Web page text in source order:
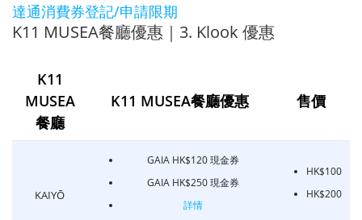
達通消費券登記/申請限期
K11 MUSEA餐廳優惠｜3. Klook 優惠
K11
MUSEA
餐廳
K11 MUSEA餐廳優惠 售價
KAIYŌ
GAIA HK$120 現金券
GAIA HK$250 現金券
詳情
HK$100
HK$200